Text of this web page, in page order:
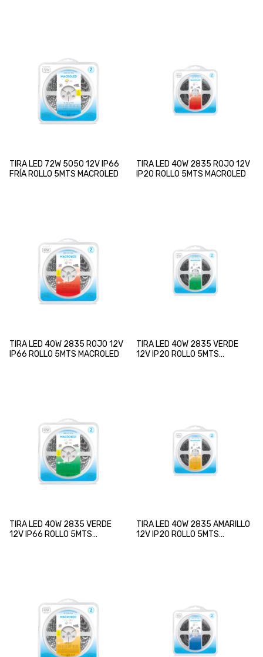
TIRA LED 72W 5050 12V IP66
FRÍA ROLLO 5MTS MACROLED
TIRA LED 40W 2835 ROJO 12V
IP20 ROLLO 5MTS MACROLED
TIRA LED 40W 2835 ROJO 12V
IP66 ROLLO 5MTS MACROLED
TIRA LED 40W 2835 VERDE
12V IP20 ROLLO 5MTS
TIRA LED 40W 2835 VERDE
12V IP66 ROLLO 5MTS
TIRA LED 40W 2835 AMARILLO
12V IP20 ROLLO 5MTS